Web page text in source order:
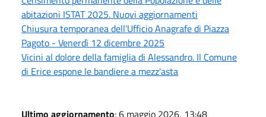
abitazioni ISTAT 2025. Nuovi aggiornamenti
Chiusura temporanea dell’Ufficio Anagrafe di Piazza
Pagoto - Venerdì 12 dicembre 2025
Vicini al dolore della famiglia di Alessandro. Il Comune
di Erice espone le bandiere a mezz'asta
Ultimo aggiornamento: 6 maggio 2026, 13:48